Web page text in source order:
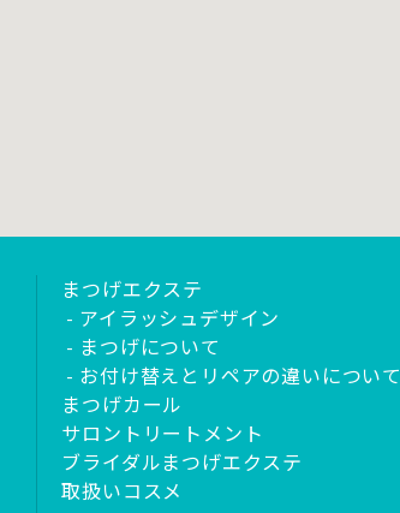
まつげエクステ
アイラッシュデザイン
まつげについて
お付け替えとリペアの違いについて
まつげカール
サロントリートメント
ブライダルまつげエクステ
取扱いコスメ